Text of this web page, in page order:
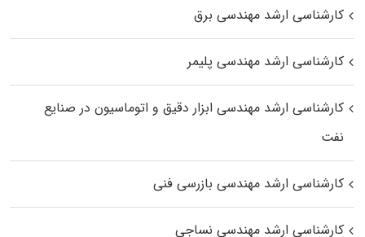
کارشناسی ارشد مهندسی برق
کارشناسی ارشد مهندسی پلیمر
کارشناسی ارشد مهندسی ابزار دقیق و اتوماسیون در صنایع
نفت
کارشناسی ارشد مهندسی بازرسی فنی
کارشناسی ارشد مهندسی نساجی